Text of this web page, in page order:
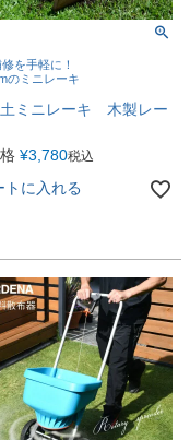
を手軽に！
のミニレーキ
ミニレーキ 木製レー
¥3,780税込
トに入れる